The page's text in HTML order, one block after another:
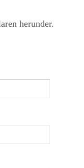
herunder.